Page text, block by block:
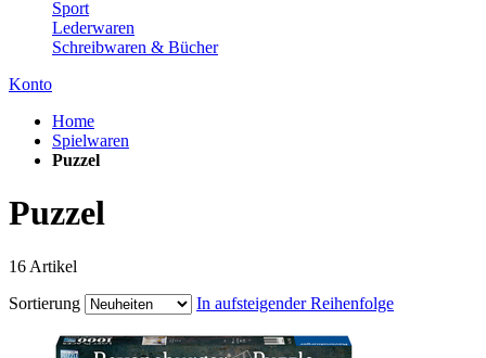
Sport
Lederwaren
Schreibwaren & Bücher
Konto
Home
Spielwaren
Puzzel
Puzzel
16 Artikel
Sortierung
In aufsteigender Reihenfolge